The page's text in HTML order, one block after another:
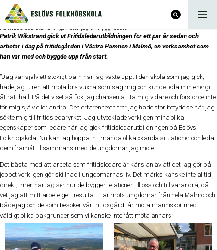
På fritidsledarutbildningen blev jag en trygg ledare
Patrik Wikstrand gick ut Fritidsledarutbildningen för ett par år sedan och
arbetar i dag på fritidsgården i Västra Hamnen i Malmö, en verksamhet som
han var med och byggde upp från start.
”Jag var själv ett stökigt barn när jag växte upp. I den skola som jag gick,
hade jag turen att möta bra vuxna som såg mig och kunde leda min energi
åt rätt håll. På det viset så fick jag chansen att ta mig vidare och förstörde inte
för mig själv eller andra. Den erfarenheten tror jag hade stor betydelse när jag
sökte mig till fritidsledaryrket. Jag utvecklade verkligen mina olika
egenskaper som ledare när jag gick fritidsledarutbildningen på Eslövs
Folkhögskola. Nu kan jag hoppa in i många olika okända situationer och leda
dem framåt tillsammans med de ungdomar jag möter.
Det bästa med att arbeta som fritidsledare är känslan av att det jag gör på
jobbet verkligen gör skillnad i ungdomarnas liv. Det märks kanske inte alltid
direkt, men när jag ser hur de bygger relationer till oss och till varandra, då
vet jag att mitt arbete gett resultat. Här möts ungdomar från hela Malmö och
både jag och de som besöker vår fritidsgård får möta människor med
väldigt olika bakgrunder som vi kanske inte fått möta annars.